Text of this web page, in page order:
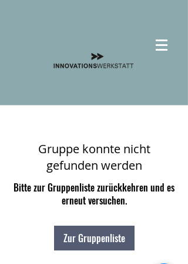
Gruppe konnte nicht
gefunden werden
Bitte zur Gruppenliste zurückkehren und es
erneut versuchen.
Zur Gruppenliste